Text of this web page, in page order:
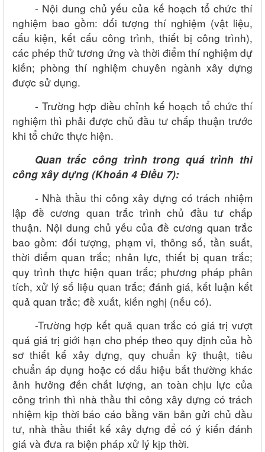
- Nội dung chủ yếu của kế hoạch tổ chức thí
nghiệm bao gồm: đối tượng thí nghiệm (vật liệu,
cấu kiện, kết cấu công trình, thiết bị công trình),
các phép thử tương ứng và thời điểm thí nghiệm dự
kiến; phòng thí nghiệm chuyên ngành xây dựng
được sử dụng.
-Trường hợp điều chỉnh kế hoạch tổ chức thí
nghiệm thì phải được chủ đầu tư chấp thuận trước
khi tổ chức thực hiện.
Quan trắc công trình trong quá trình thi
công xây dựng (Khoản 4 Điều 7):
- Nhà thầu thi công xây dựng có trách nhiệm
lập đề cương quan trắc trình chủ đầu tư chấp
thuận. Nội dung chủ yếu của đề cương quan trắc
bao gồm: đối tượng, phạm vi, thông số, tần suất,
thời điểm quan trắc; nhân lực, thiết bị quan trắc;
quy trình thực hiện quan trắc; phương pháp phân
tích, xử lý số liệu quan trắc; đánh giá, kết luận kết
quả quan trắc; đề xuất, kiến nghị (nếu có).
-Trường hợp kết quả quan trắc có giá trị vượt
quá giá trị giới hạn cho phép theo quy định của hồ
sơ thiết kế xây dựng, quy chuẩn kỹ thuật, tiêu
chuẩn áp dụng hoặc có dấu hiệu bất thường khác
ảnh hưởng đến chất lượng, an toàn chịu lực của
công trình thì nhà thầu thi công xây dựng có trách
nhiệm kịp thời báo cáo bằng văn bản gửi chủ đầu
tư, nhà thầu thiết kế xây dựng để có ý kiến đánh
giá và đưa ra biện pháp xử lý kịp thời.